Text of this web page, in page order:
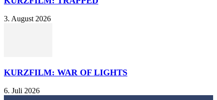
3. August 2026
KURZFILM: WAR OF LIGHTS
6. Juli 2026